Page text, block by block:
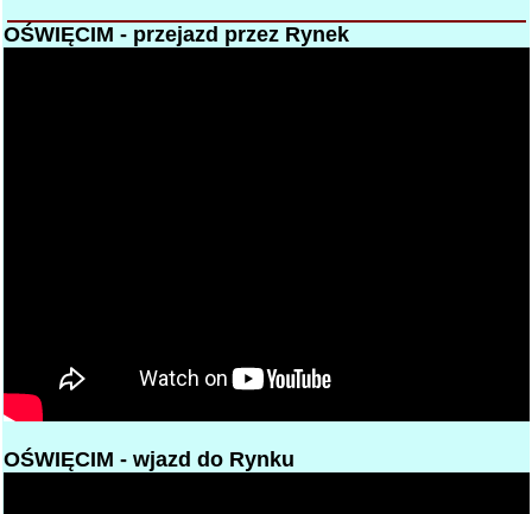
OŚWIĘCIM - przejazd przez Rynek
OŚWIĘCIM - wjazd do Rynku